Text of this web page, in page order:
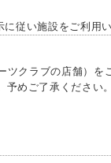
従い施設をご利用
クラブの店舗）を
めご了承ください。